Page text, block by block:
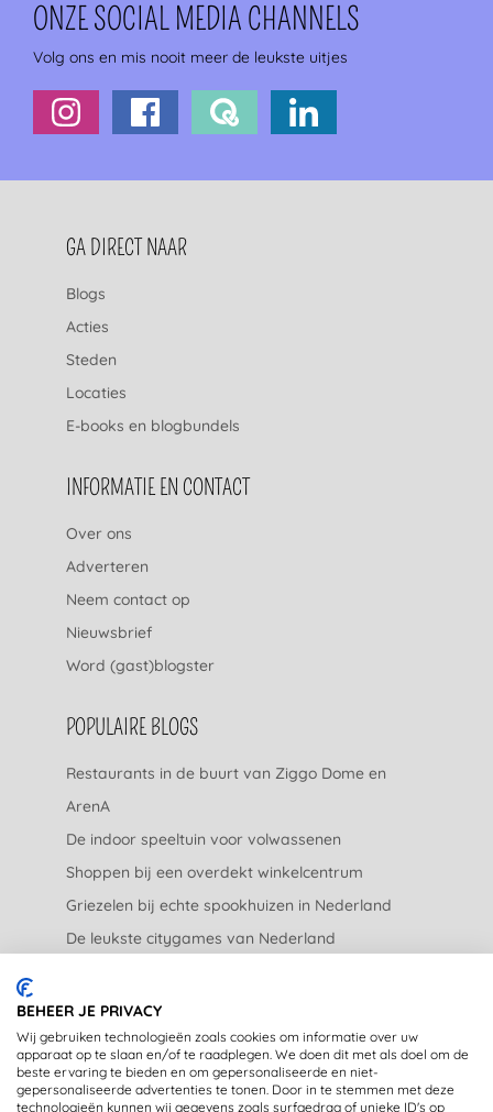
ONZE SOCIAL MEDIA CHANNELS
Volg ons en mis nooit meer de leukste uitjes
FOOTERNAVIGATIE
GA DIRECT NAAR
Blogs
Acties
Steden
Locaties
E-books en blogbundels
INFORMATIE EN CONTACT
Over ons
Adverteren
Neem contact op
Nieuwsbrief
Word (gast)blogster
POPULAIRE BLOGS
Restaurants in de buurt van Ziggo Dome en
ArenA
De indoor speeltuin voor volwassenen
Shoppen bij een overdekt winkelcentrum
Griezelen bij echte spookhuizen in Nederland
De leukste citygames van Nederland
JURIDISCH
Privacyverklaring
BEHEER JE PRIVACY
Wij gebruiken technologieën zoals cookies om informatie over uw
apparaat op te slaan en/of te raadplegen. We doen dit met als doel om de
beste ervaring te bieden en om gepersonaliseerde en niet-
gepersonaliseerde advertenties te tonen. Door in te stemmen met deze
technologieën kunnen wij gegevens zoals surfgedrag of unieke ID's op